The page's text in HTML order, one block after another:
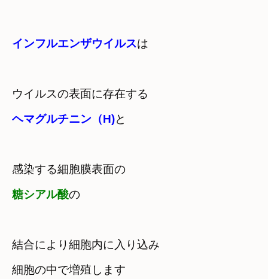
インフルエンザウイルスは
ヘマグルチニン（H)
糖シアル酸の
結合により細胞内に入り込み
細胞の中で増殖します